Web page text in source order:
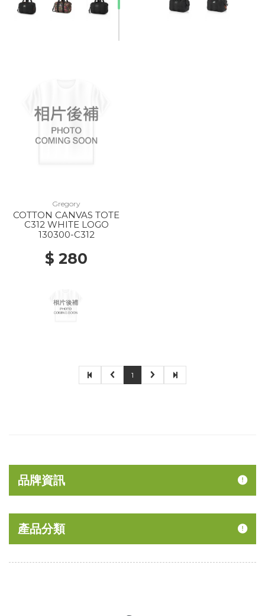
Gregory
COTTON CANVAS TOTE
C312 WHITE LOGO
130300-C312
$ 280
1
品牌資訊
產品分類